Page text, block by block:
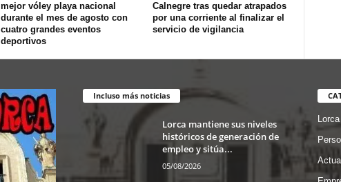
mejor vóley playa nacional
durante el mes de agosto con
cuatro grandes eventos
deportivos
Calnegre tras quedar atrapados
por una corriente al finalizar el
servicio de vigilancia
Incluso más noticias
Lorca mantiene sus niveles
históricos de generación de
empleo y sitúa...
05/08/2026
Lorca